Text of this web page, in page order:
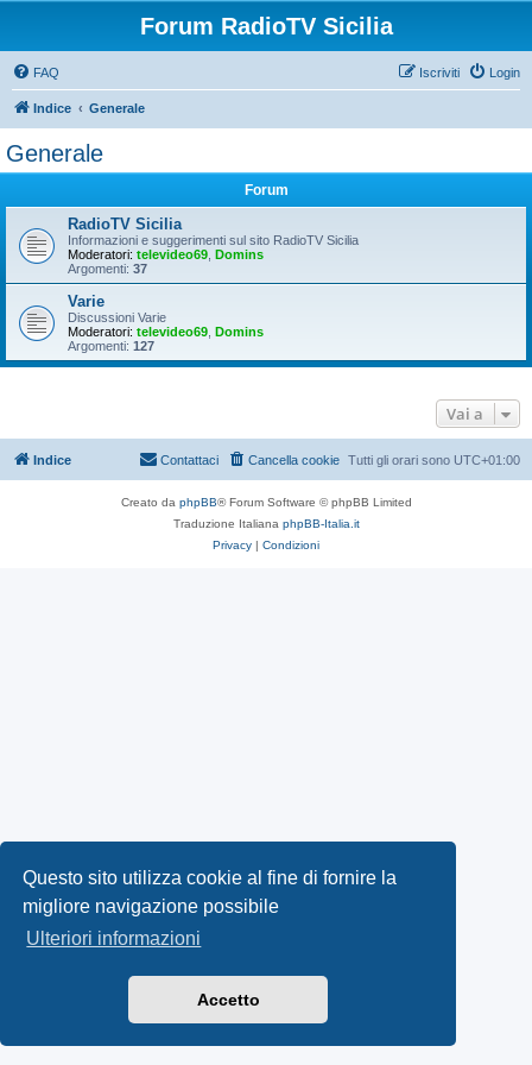
Questo sito utilizza cookie al fine di fornire la
migliore navigazione possibile
Ulteriori informazioni
Accetto
Forum RadioTV Sicilia
FAQ Login
Iscriviti
Indice Generale
Generale
Forum
RadioTV Sicilia
Informazioni e suggerimenti sul sito RadioTV Sicilia
Moderatori: televideo69 Domins
Argomenti: 37
Varie
Discussioni Varie
Moderatori: televideo69 Domins
Argomenti: 127
Vai a
Indice Tutti gli orari sono UTC+01:00
Cancella cookie
Contattaci
Creato da phpBB® Forum Software © phpBB Limited
Traduzione Italiana phpBB-Italia.it
Privacy | Condizioni